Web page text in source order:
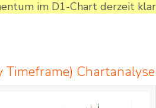
im D1-Chart derzeit klar
Timeframe) Chartanalyse